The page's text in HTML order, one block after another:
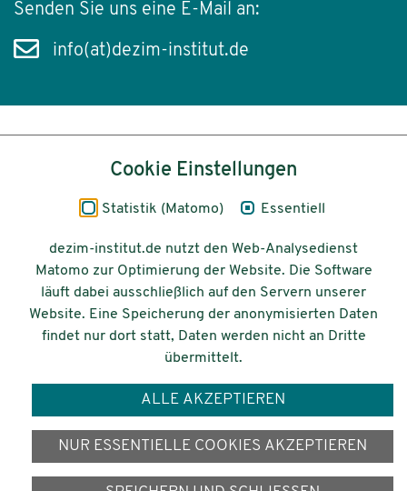
Senden Sie uns eine E-Mail an:
info(at)dezim-institut.de
Impressum
Datenschutz
Barrierefreiheit
© 2026 Deutsches Zentrum für
Integrations-
und Migrationsforschung DeZIM e.V.
Cookie Einstellungen
Statistik (Matomo) Essentiell
dezim-institut.de nutzt den Web-Analysedienst
Matomo zur Optimierung der Website. Die Software
läuft dabei ausschließlich auf den Servern unserer
Website. Eine Speicherung der anonymisierten Daten
findet nur dort statt, Daten werden nicht an Dritte
übermittelt.
ALLE AKZEPTIEREN
NUR ESSENTIELLE COOKIES AKZEPTIEREN